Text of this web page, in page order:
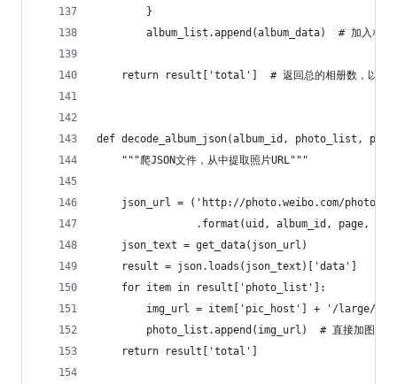
        }
album_list.append(album_data)  # 加入相册
return result['total']  # 返回总的相册数，以便
def decode_album_json(album_id, photo_list,
    """爬JSON文件，从中提取照片URL"""
json_url = ('http://photo.weibo.com/
.format(uid, album_id, page,
    json_text = get_data(json_url)
    result = json.loads(json_text)['data']
    for item in result['photo_list']:
img_url = item['pic_host'] + '/large/'
photo_list.append(img_url)  # 直接加图片
    return result['total']